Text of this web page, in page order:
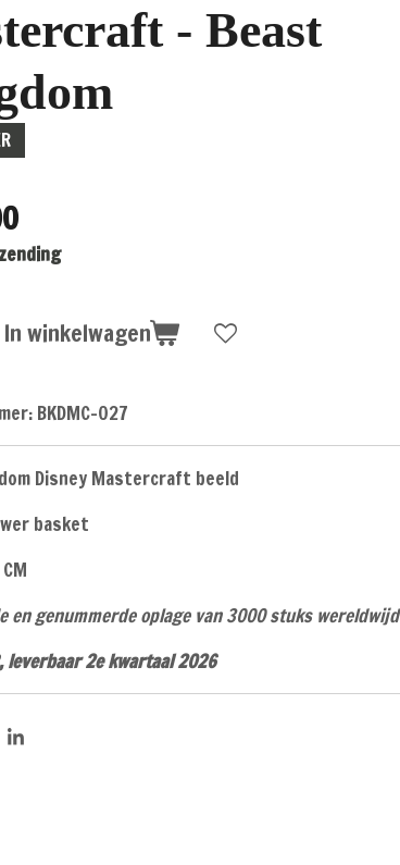
- Beast
In winkelwagen
BKDMC-027
Disney Mastercraft beeld
basket
en genummerde oplage van 3000 stuks wereldwijd
leverbaar 2e kwartaal 2026
S